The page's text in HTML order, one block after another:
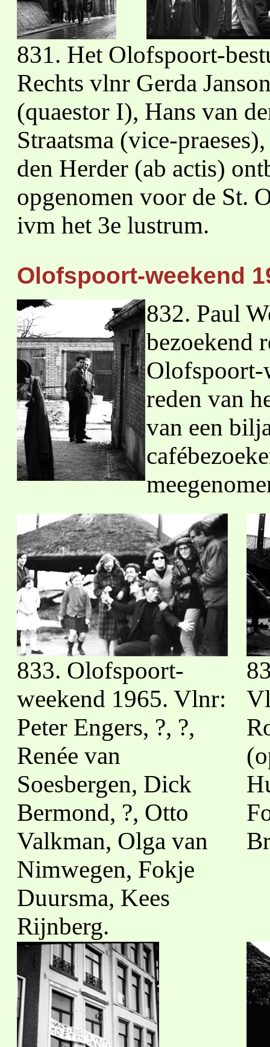
831. Het Olofspoort-
Rechts vlnr Gerda
(quaestor I), Hans van
Straatsma (vice-
den Herder (ab actis)
opgenomen voor de St.
ivm het 3e lustrum.
Olofspoort-weekend
832. Paul
bezoekend
Olofspoort-
reden van
van een
833. Olofspoort-
weekend 1965. Vlnr:
Peter Engers, ?, ?,
Renée van
Soesbergen, Dick
Bermond, ?, Otto
Valkman, Olga van
Nimwegen, Fokje
Duursma, Kees
Rijnberg.